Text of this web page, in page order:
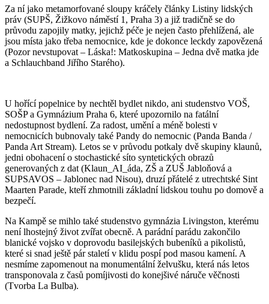
Za ní jako metamorfované sloupy kráčely články Listiny lidských
práv (SUPŠ, Žižkovo náměstí 1, Praha 3) a již tradičně se do
průvodu zapojily matky, jejichž péče je nejen často přehlížená, ale
jsou místa jako třeba nemocnice, kde je dokonce leckdy zapovězená
(Pozor nevstupovat – Láska!: Matkoskupina – Jedna dvě matka jde
a Schlauchband Jiřího Starého).
U hořící popelnice by nechtěl bydlet nikdo, ani studenstvo VOŠ,
SOŠP a Gymnázium Praha 6, které upozornilo na fatální
nedostupnost bydlení. Za radost, umění a méně bolesti v
nemocnicích bubnovaly také Pandy do nemocnic (Panda Banda /
Panda Art Stream). Letos se v průvodu potkaly dvě skupiny klaunů,
jedni obohacení o stochastické síto syntetických obrazů
generovaných z dat (Klaun_AI_áda, ZŠ a ZUŠ Jabloňová a
SUPSAVOS – Jablonec nad Nisou), druzí přátelé z utrechtské Sint
Maarten Parade, kteří zhmotnili základní lidskou touhu po domově a
bezpečí.
Na Kampě se mihlo také studenstvo gymnázia Livingston, kterému
není lhostejný život zvířat obecně. A parádní parádu zakončilo
blanické vojsko v doprovodu basilejských bubeníků a pikolistů,
které si snad ještě pár staletí v klidu pospí pod masou kamení. A
nesmíme zapomenout na monumentální želvušku, která nás letos
transponovala z časů pomíjivosti do konejšivé náruče věčnosti
(Tvorba La Bulba).